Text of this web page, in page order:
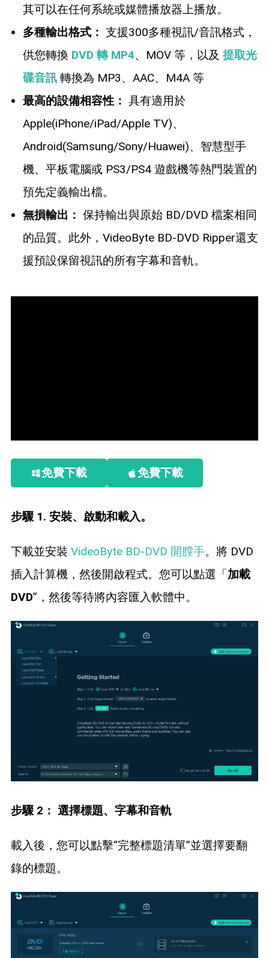
其可以在任何系統或媒體播放器上播放。
多種輸出格式： 支援300多種視訊/音訊格式，
供您轉換 DVD 轉 MP4、MOV 等，以及 提取光
碟音訊轉換為 MP3、AAC、M4A 等
最高的設備相容性： 具有適用於
Apple(iPhone/iPad/Apple TV)、
Android(Samsung/Sony/Huawei)、智慧型手
機、平板電腦或 PS3/PS4 遊戲機等熱門裝置的
預先定義輸出檔。
無損輸出： 保持輸出與原始 BD/DVD 檔案相同
的品質。此外，VideoByte BD-DVD Ripper還支
援預設保留視訊的所有字幕和音軌。
免費下載 免費下載
步驟 1. 安裝、啟動和載入。
下載並安裝 VideoByte BD-DVD 開膛手。將 DVD
插入計算機，然後開啟程式。您可以點選「加載
DVD”，然後等待將內容匯入軟體中。
步驟 2： 選擇標題、字幕和音軌
載入後，您可以點擊“完整標題清單”並選擇要翻
錄的標題。